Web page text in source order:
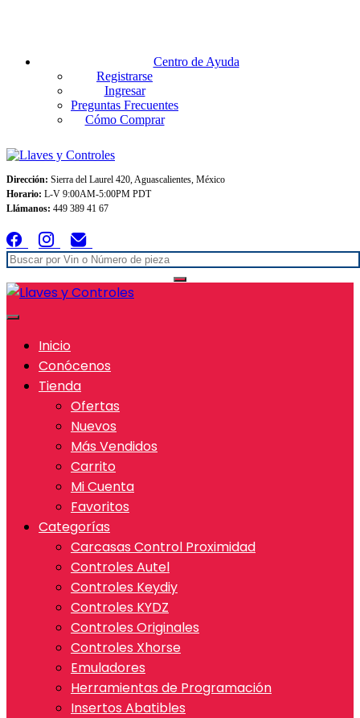
Centro de Ayuda
Registrarse
Ingresar
Preguntas Frecuentes
Cómo Comprar
Dirección: Sierra del Laurel 420, Aguascalientes, México
Horario: L-V 9:00AM-5:00PM PDT
Llámanos: 449 389 41 67
Inicio
Conócenos
Tienda
Ofertas
Nuevos
Más Vendidos
Carrito
Mi Cuenta
Favoritos
Categorías
Carcasas Control Proximidad
Controles Autel
Controles Keydiy
Controles KYDZ
Controles Originales
Controles Xhorse
Emuladores
Herramientas de Programación
Insertos Abatibles